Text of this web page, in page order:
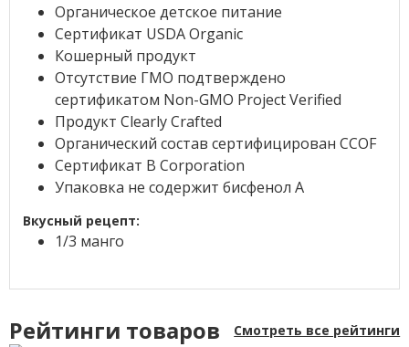
Органическое детское питание
Сертификат USDA Organic
Кошерный продукт
Отсутствие ГМО подтверждено
сертификатом Non-GMO Project Verified
Продукт Clearly Crafted
Органический состав сертифицирован CCOF
Сертификат B Corporation
Упаковка не содержит бисфенол А
Вкусный рецепт:
1/3 манго
Рейтинги товаров Смотреть все рейтинги